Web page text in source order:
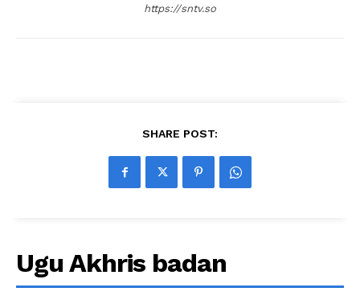
https://sntv.so
SHARE POST:
Ugu Akhris badan